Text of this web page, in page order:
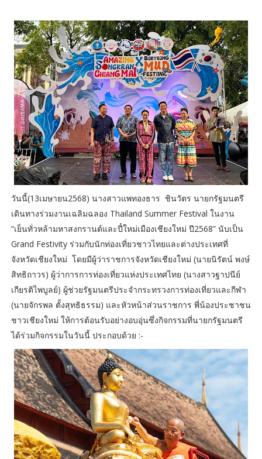
วันนี้(13เมษายน2568) นางสาวแพทองธาร ชินวัตร นายกรัฐมนตรี
เดินทางร่วมงานเฉลิมฉลอง Thailand Summer Festival ในงาน
“เย็นทั่วหล้ามหาสงกรานต์และปี๋ใหม่เมืองเชียงใหม่ ปี2568” นับเป็น
Grand Festivity ร่วมกับนักท่องเที่ยวชาวไทยและต่างประเทศที่
จังหวัดเชียงใหม่ โดยมีผู้ว่าราชการจังหวัดเชียงใหม่ (นายนิรัตน์ พงษ์
สิทธิถาวร) ผู้ว่าการการท่องเที่ยวแห่งประเทศไทย (นางสาวฐาปนีย์
เกียรติไพบูลย์) ผู้ช่วยรัฐมนตรีประจำกระทรวงการท่องเที่ยวและกีฬา
(นายจักรพล ตั้งสุทธิธรรม) และหัวหน้าส่วนราชการ พี่น้องประชาชน
ชาวเชียงใหม่ ให้การต้อนรับอย่างอบอุ่นซึ่งกิจกรรมที่นายกรัฐมนตรี
ได้ร่วมกิจกรรมในวันนี้ ประกอบด้วย :-